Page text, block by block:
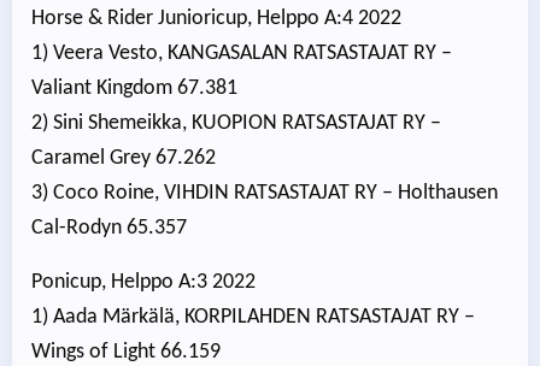
Horse & Rider Junioricup, Helppo A:4 2022
1) Veera Vesto, KANGASALAN RATSASTAJAT RY –
Valiant Kingdom 67.381
2) Sini Shemeikka, KUOPION RATSASTAJAT RY –
Caramel Grey 67.262
3) Coco Roine, VIHDIN RATSASTAJAT RY – Holthausen
Cal-Rodyn 65.357
Ponicup, Helppo A:3 2022
1) Aada Märkälä, KORPILAHDEN RATSASTAJAT RY –
Wings of Light 66.159